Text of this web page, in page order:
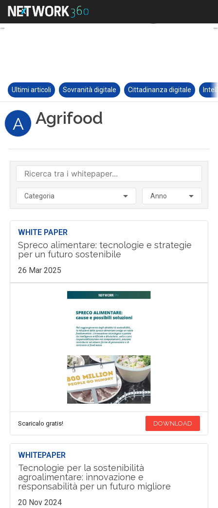
Ultimi articoli Sovranità digitale Cittadinanza digitale
A Agrifood
Categoria Anno
WHITE PAPER
Spreco alimentare: tecnologie e strategie
per un futuro sostenibile
26 Mar 2025
Scaricalo gratis! DOWNLOAD
WHITEPAPER
Tecnologie per la sostenibilità
agroalimentare: innovazione e
responsabilità per un futuro migliore
20 Nov 2024